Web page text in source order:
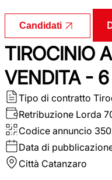
Candidati
TIROCINIO
VENDITA -
Tipo di contratto
Retribuzione Lorda
Codice annuncio
Data di
Città Catanzaro